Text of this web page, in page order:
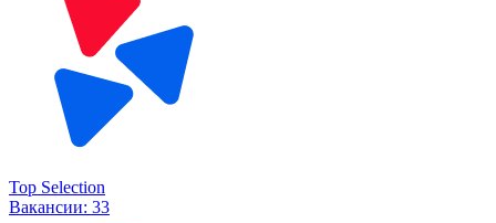
Top Selection
Вакансии: 33